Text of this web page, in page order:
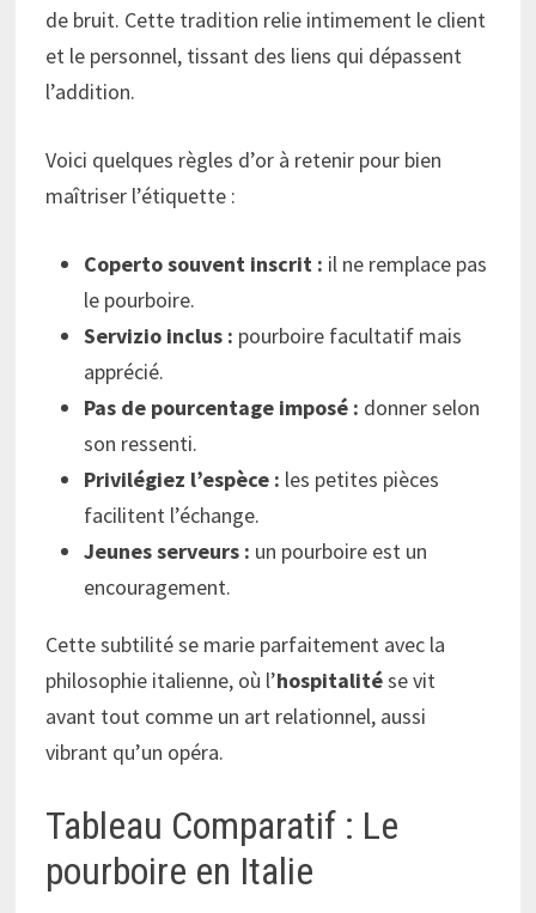
de bruit. Cette tradition relie intimement le client
et le personnel, tissant des liens qui dépassent
l’addition.
Voici quelques règles d’or à retenir pour bien
maîtriser l’étiquette :
Coperto souvent inscrit : il ne remplace pas
le pourboire.
Servizio inclus : pourboire facultatif mais
apprécié.
Pas de pourcentage imposé : donner selon
son ressenti.
Privilégiez l’espèce : les petites pièces
facilitent l’échange.
Jeunes serveurs : un pourboire est un
encouragement.
Cette subtilité se marie parfaitement avec la
philosophie italienne, où l’hospitalitése vit
avant tout comme un art relationnel, aussi
vibrant qu’un opéra.
Tableau Comparatif : Le
pourboire en Italie